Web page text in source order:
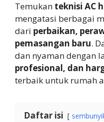
Temukan teknisi AC
mengatasi berbagai
dari perbaikan,
pemasangan baru.
dan nyaman dengan
profesional, dan
terbaik untuk rumah
Daftar isi